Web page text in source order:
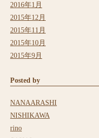
2016年1月
2015年12月
2015年11月
2015年10月
2015年9月
Posted by
NANAARASHI
NISHIKAWA
rino